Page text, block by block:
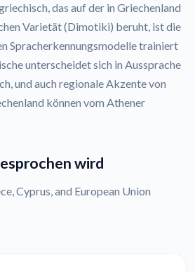
das auf der in Griechenland
Varietät (Dimotiki) beruht, ist die
Spracherkennungsmodelle trainiert
unterscheidet sich in Aussprache
und auch regionale Akzente von
können vom Athener
wird
Cyprus, and European Union